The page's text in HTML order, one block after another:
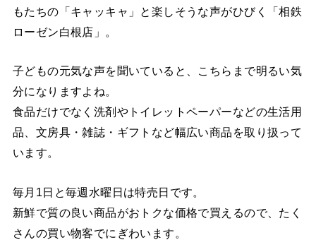
もたちの「キャッキャ」と楽しそうな声がひびく「相鉄
ローゼン白根店」。
子どもの元気な声を聞いていると、こちらまで明るい気
分になりますよね。
食品だけでなく洗剤やトイレットペーパーなどの生活用
品、文房具・雑誌・ギフトなど幅広い商品を取り扱って
います。
毎月1日と毎週水曜日は特売日です。
新鮮で質の良い商品がおトクな価格で買えるので、たく
さんの買い物客でにぎわいます。